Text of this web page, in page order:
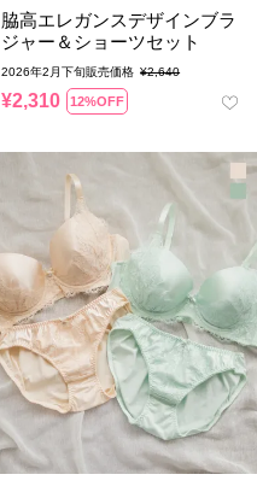
脇高エレガンスデザインブラ
ジャー＆ショーツセット
2026年2月下旬販売価格 ¥2,640
¥2,310 12%OFF